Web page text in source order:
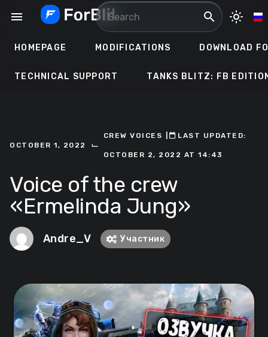
menu search light_mode
HOMEPAGE MODIFICATIONS DOWNLOAD
TECHNICAL SUPPORT TANKS BLITZ: FB
OCTOBER 1, 2022 ⌙
CREW VOICES ㅤLAST UPDATED:
OCTOBER 2, 2022 AT 14:43
Voice of the crew
«Ermelinda Jung»
Andre_V Участник